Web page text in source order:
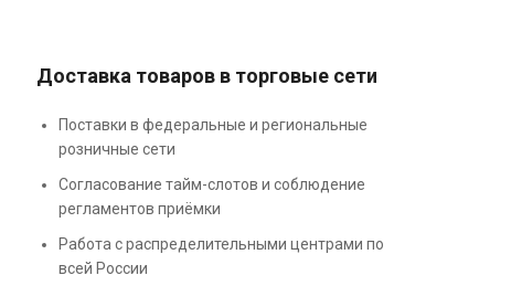
Доставка товаров в торговые сети
Поставки в федеральные и региональные
розничные сети
Согласование тайм-слотов и соблюдение
регламентов приёмки
Работа с распределительными центрами по
всей России